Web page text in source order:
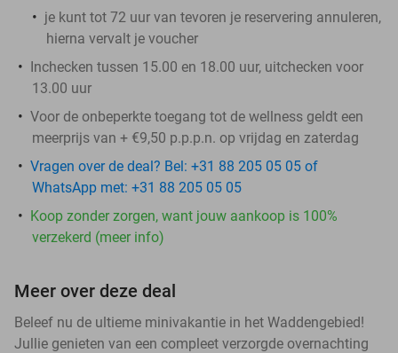
je kunt tot 72 uur van tevoren je reservering annuleren,
hierna vervalt je voucher
Inchecken tussen 15.00 en 18.00 uur, uitchecken voor
13.00 uur
Voor de onbeperkte toegang tot de wellness geldt een
meerprijs van + €9,50 p.p.p.n. op vrijdag en zaterdag
Vragen over de deal? Bel: +31 88 205 05 05 of
WhatsApp met: +31 88 205 05 05
Koop zonder zorgen, want jouw aankoop is 100%
verzekerd (meer info)
Meer over deze deal
Beleef nu de ultieme minivakantie in het Waddengebied!
Jullie genieten van een compleet verzorgde overnachting